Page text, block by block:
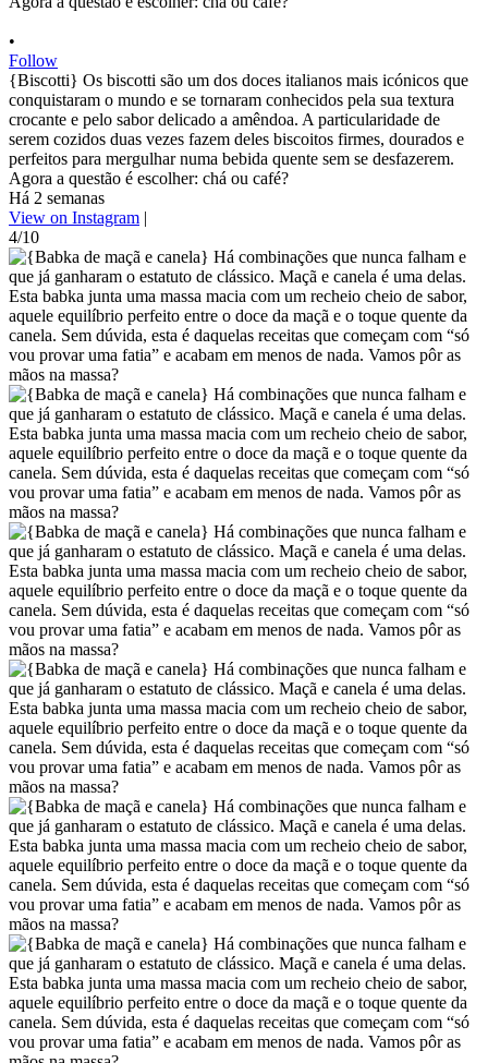
•
Follow
{Biscotti} Os biscotti são um dos doces italianos mais icónicos que
conquistaram o mundo e se tornaram conhecidos pela sua textura
crocante e pelo sabor delicado a amêndoa. A particularidade de
serem cozidos duas vezes fazem deles biscoitos firmes, dourados e
perfeitos para mergulhar numa bebida quente sem se desfazerem.
Agora a questão é escolher: chá ou café?
Há 2 semanas
View on Instagram |
4/10